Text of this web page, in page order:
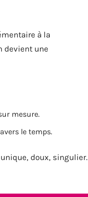
à la
devient une
mesure.
le temps.
doux, singulier.